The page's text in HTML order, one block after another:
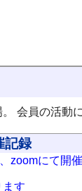
会員の活動
記録
zoomにて開催
ます